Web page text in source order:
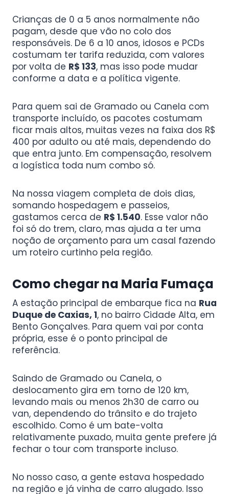
Crianças de 0 a 5 anos normalmente não
pagam, desde que vão no colo dos
responsáveis. De 6 a 10 anos, idosos e PCDs
costumam ter tarifa reduzida, com valores
por volta de R$ 133, mas isso pode mudar
conforme a data e a política vigente.
Para quem sai de Gramado ou Canela com
transporte incluído, os pacotes costumam
ficar mais altos, muitas vezes na faixa dos R$
400 por adulto ou até mais, dependendo do
que entra junto. Em compensação, resolvem
a logística toda num combo só.
Na nossa viagem completa de dois dias,
somando hospedagem e passeios,
gastamos cerca de R$ 1.540. Esse valor não
foi só do trem, claro, mas ajuda a ter uma
noção de orçamento para um casal fazendo
um roteiro curtinho pela região.
Como chegar na Maria Fumaça
A estação principal de embarque fica na Rua
Duque de Caxias, 1, no bairro Cidade Alta, em
Bento Gonçalves. Para quem vai por conta
própria, esse é o ponto principal de
referência.
Saindo de Gramado ou Canela, o
deslocamento gira em torno de 120 km,
levando mais ou menos 2h30 de carro ou
van, dependendo do trânsito e do trajeto
escolhido. Como é um bate-volta
relativamente puxado, muita gente prefere já
fechar o tour com transporte incluso.
No nosso caso, a gente estava hospedado
na região e já vinha de carro alugado. Isso